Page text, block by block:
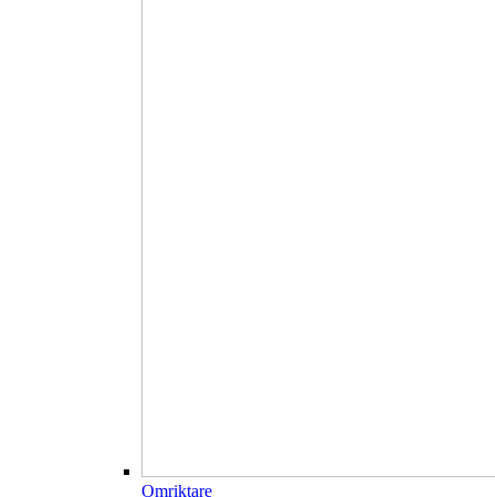
Omriktare